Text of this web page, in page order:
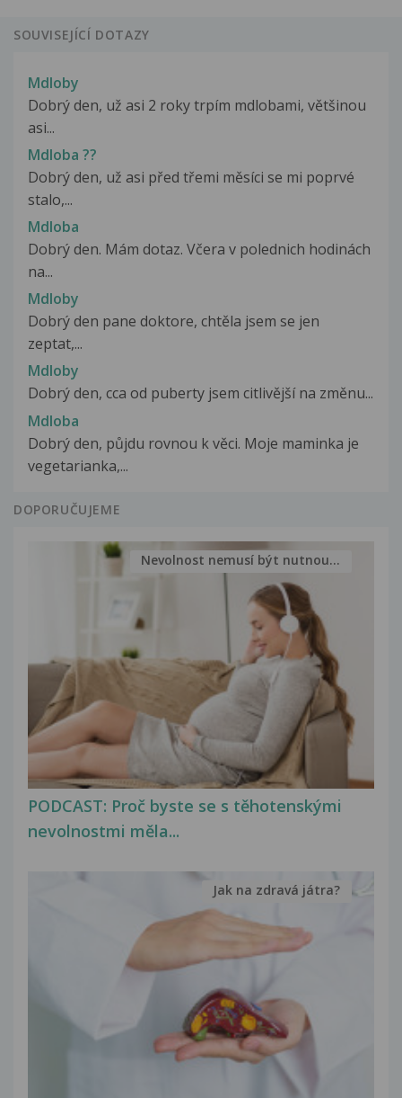
SOUVISEJÍCÍ DOTAZY
Mdloby
Dobrý den, už asi 2 roky trpím mdlobami, většinou
asi...
Mdloba ??
Dobrý den, už asi před třemi měsíci se mi poprvé
stalo,...
Mdloba
Dobrý den. Mám dotaz. Včera v polednich hodinách
na...
Mdloby
Dobrý den pane doktore, chtěla jsem se jen
zeptat,...
Mdloby
Dobrý den, cca od puberty jsem citlivější na změnu...
Mdloba
Dobrý den, půjdu rovnou k věci. Moje maminka je
vegetarianka,...
DOPORUČUJEME
PODCAST: Proč byste se s těhotenskými
nevolnostmi měla...
Nevolnost nemusí být nutnou...
Jak na zdravá játra?